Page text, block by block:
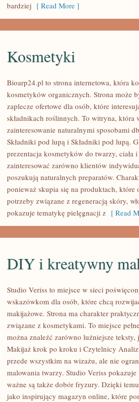
bardziej [ Read More ]
KOSMETYKI
Kosmetyki
Bioarp24.pl to strona internetowa, która
kosmetyków organicznych. Strona może
zaplecze ofertowe dla osób, które
składnikach roślinnych. To witryna, która
zainteresowanie naturalnymi sposobami
Składniki pod lupą i Składniki pod lupą.
prezentacja kosmetyków do twarzy, ciała
zainteresować zarówno klientów
poszukują naturalnych preparatów.
ponieważ skupia się na produktach, które
potrzeby związane z regeneracją skóry,
pokazuje tematykę pielęgnacji z [ Read
KREATYWNY
MAKIJAŻ
DIY i kreatywny
Studio Veriss to miejsce w sieci
wskazówkom dla osób, które chcą
makijażowe. Strona ma charakter
związane z kosmetykami. To miejsce
można znaleźć zarówno luźniejsze
Makijaż krok po kroku i Czytelnicy
przede wszystkim na wizażu, ale nie
malowania twarzy. Studio Veriss
ważne są także dobór fryzury. Dzięki
jako inspirujący magazyn online, które